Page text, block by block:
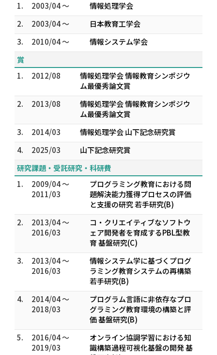
1.
2003/04 ～
情報処理学会
2.
2003/04 ～
日本教育工学会
3.
2010/04 ～
情報システム学会
賞
1.
2012/08
情報処理学会 情報教育シンポジウ
ム最優秀論文賞
2.
2013/08
情報処理学会 情報教育シンポジウ
ム最優秀論文賞
3.
2014/03
情報処理学会 山下記念研究賞
4.
2025/03
山下記念研究賞
研究課題・受託研究・科研費
1.
2009/04 ～
2011/03
プログラミング教育における問
題解決能力獲得プロセスの評価
と支援の研究 若手研究(B)
2.
2013/04 ～
2016/03
コ・クリエイティブなソフトウ
ェア開発者を育成するPBL型教
育 基盤研究(C)
3.
2013/04 ～
2016/03
情報システム学に基づくプログ
ラミング教育システムの再構築
若手研究(B)
4.
2014/04 ～
2018/03
プログラム言語に非依存なプロ
グラミング教育環境の構築と評
価 基盤研究(B)
5.
2016/04 ～
2019/03
オンライン協調学習における知
識構築過程可視化基盤の開発 基